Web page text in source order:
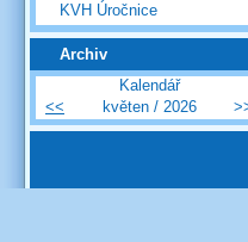
KVH Úročnice
Archiv
Kalendář
<<
květen / 2026